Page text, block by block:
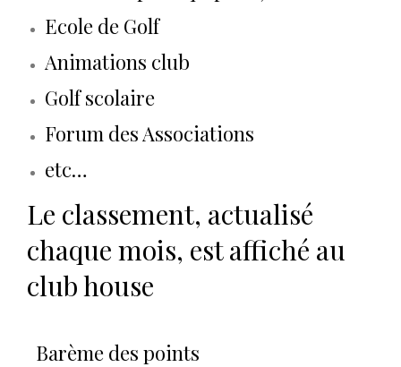
Ecole de Golf
Animations club
Golf scolaire
Forum des Associations
etc…
Le classement, actualisé
chaque mois, est affiché au
club house
Barème des points